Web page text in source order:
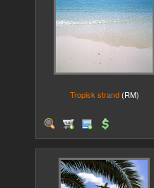
Tropisk strand (RM)